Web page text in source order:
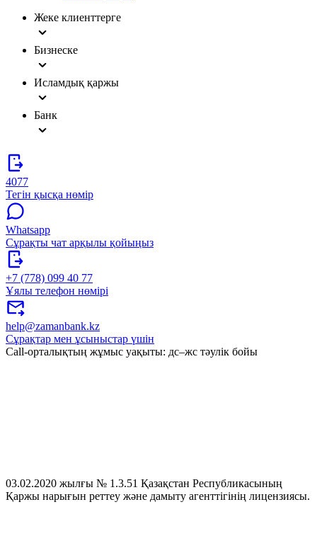
Жеке клиенттерге
Бизнеске
Исламдық қаржы
Банк
4077
Тегін қысқа нөмір
Whatsapp
Сұрақты чат арқылы қойыңыз
+7 (778) 099 40 77
Ұялы телефон нөмірі
help@zamanbank.kz
Сұрақтар мен ұсыныстар үшін
Call-орталықтың жұмыс уақыты: дс–жс тәулік бойы
03.02.2020 жылғы № 1.3.51 Қазақстан Республикасының
Қаржы нарығын реттеу және дамыту агенттігінің лицензиясы.